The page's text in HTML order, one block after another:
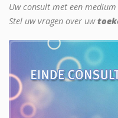
Uw consult met een
Stel uw vragen over uw